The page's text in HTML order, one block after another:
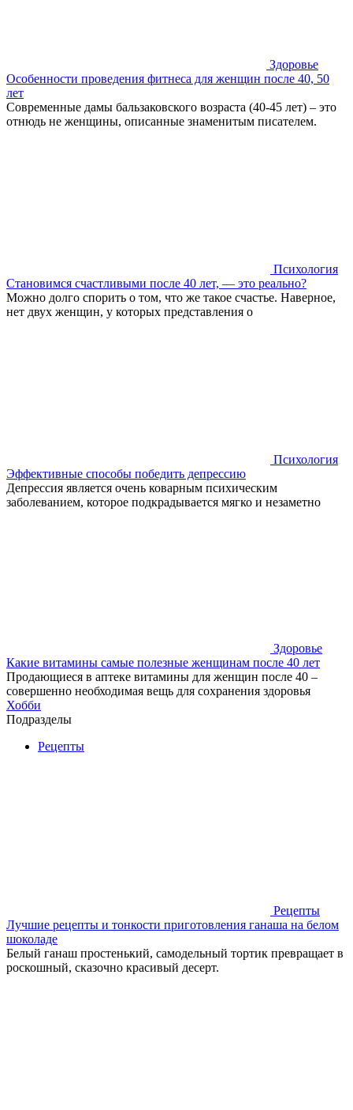
Здоровье
Особенности проведения фитнеса для женщин после 40, 50
лет
Современные дамы бальзаковского возраста (40-45 лет) – это
отнюдь не женщины, описанные знаменитым писателем.
Психология
Становимся счастливыми после 40 лет, — это реально?
Можно долго спорить о том, что же такое счастье. Наверное,
нет двух женщин, у которых представления о
Психология
Эффективные способы победить депрессию
Депрессия является очень коварным психическим
заболеванием, которое подкрадывается мягко и незаметно
Здоровье
Какие витамины самые полезные женщинам после 40 лет
Продающиеся в аптеке витамины для женщин после 40 –
совершенно необходимая вещь для сохранения здоровья
Хобби
Подразделы
Рецепты
Рецепты
Лучшие рецепты и тонкости приготовления ганаша на белом
шоколаде
Белый ганаш простенький, самодельный тортик превращает в
роскошный, сказочно красивый десерт.